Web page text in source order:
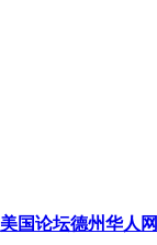
美国论坛德州华人网